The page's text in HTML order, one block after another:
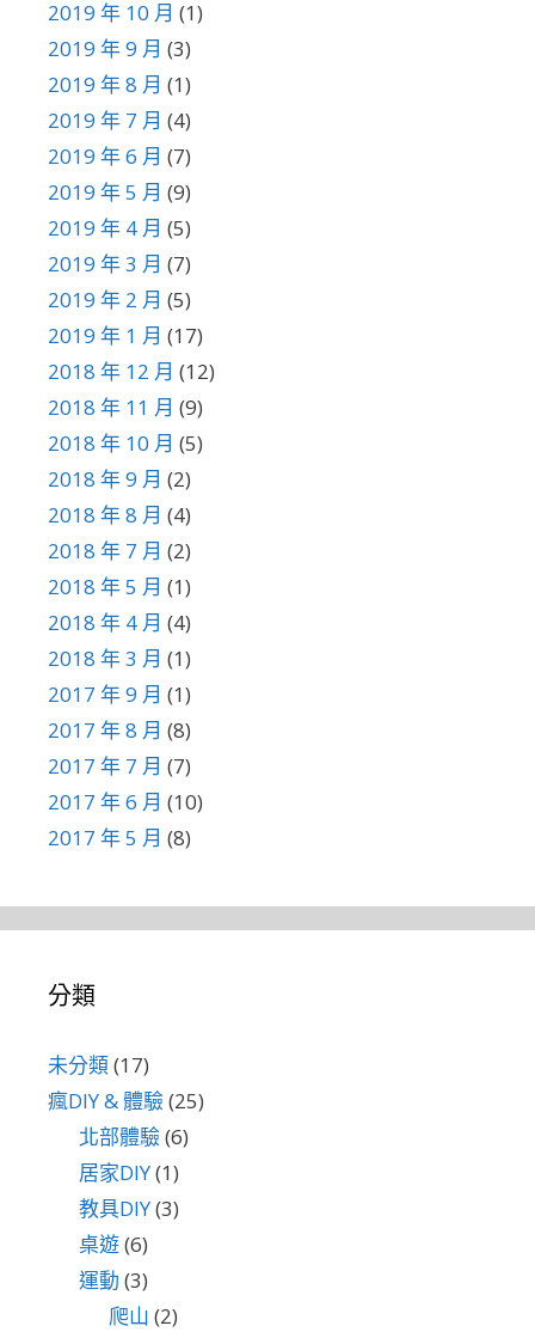
2019 年 10 月 (1)
2019 年 9 月 (3)
2019 年 8 月 (1)
2019 年 7 月 (4)
2019 年 6 月 (7)
2019 年 5 月 (9)
2019 年 4 月 (5)
2019 年 3 月 (7)
2019 年 2 月 (5)
2019 年 1 月 (17)
2018 年 12 月 (12)
2018 年 11 月 (9)
2018 年 10 月 (5)
2018 年 9 月 (2)
2018 年 8 月 (4)
2018 年 7 月 (2)
2018 年 5 月 (1)
2018 年 4 月 (4)
2018 年 3 月 (1)
2017 年 9 月 (1)
2017 年 8 月 (8)
2017 年 7 月 (7)
2017 年 6 月 (10)
2017 年 5 月 (8)
分類
未分類(17)
瘋DIY & 體驗(25)
北部體驗(6)
居家DIY(1)
教具DIY(3)
桌遊(6)
運動 (3)
爬山 (2)